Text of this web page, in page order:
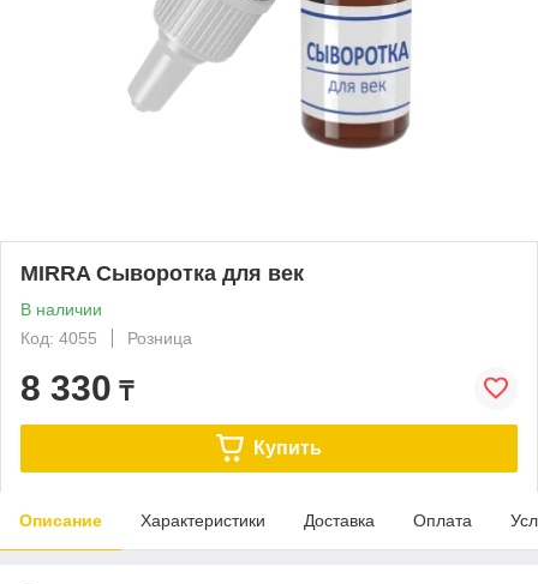
MIRRA Сыворотка для век
В наличии
Код: 4055
Розница
8 330 ₸
Купить
Описание Характеристики Доставка Оплата